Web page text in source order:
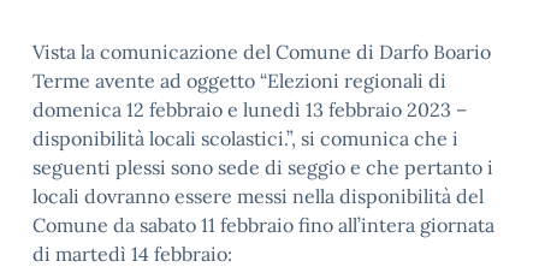
Vista la comunicazione del Comune di Darfo Boario
Terme avente ad oggetto “Elezioni regionali di
domenica 12 febbraio e lunedì 13 febbraio 2023 –
disponibilità locali scolastici.”, si comunica che i
seguenti plessi sono sede di seggio e che pertanto i
locali dovranno essere messi nella disponibilità del
Comune da sabato 11 febbraio fino all’intera giornata
di martedì 14 febbraio: